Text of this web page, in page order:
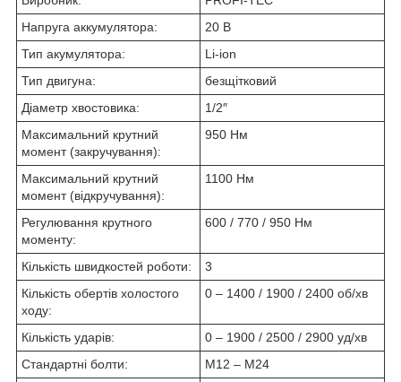
Напруга аккумулятора:
20 В
Тип акумулятора:
Li-ion
Тип двигуна:
безщітковий
Діаметр хвостовика:
1/2″
Максимальний крутний
момент (закручування):
950 Нм
Максимальний крутний
момент (відкручування):
1100 Нм
Регулювання крутного
моменту:
600 / 770 / 950 Нм
Кількість швидкостей роботи:
3
Кількість обертів холостого
ходу:
0 – 1400 / 1900 / 2400 об/хв
Кількість ударів:
0 – 1900 / 2500 / 2900 уд/хв
Стандартні болти:
M12 – M24